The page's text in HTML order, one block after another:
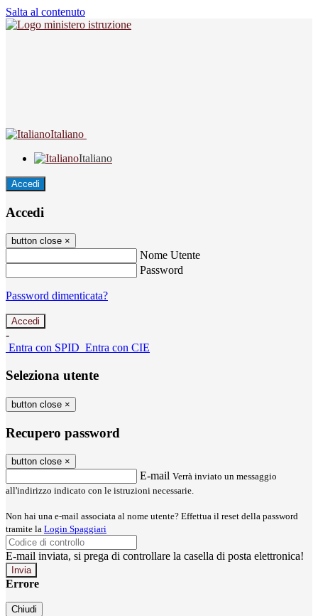
Salta al contenuto
Italiano
Italiano
Accedi
Accedi
button close ×
Nome Utente
Password
Password dimenticata?
-
Entra con SPID Entra con CIE
Seleziona utente
button close ×
Recupero password
button close ×
E-mail Verrà inviato un messaggio
all'indirizzo indicato con le istruzioni necessarie.
Non hai una e-mail associata al nome utente? Effettua il reset della password
tramite la Login Spaggiari
E-mail inviata, si prega di controllare la casella di posta elettronica!
Errore
Chiudi